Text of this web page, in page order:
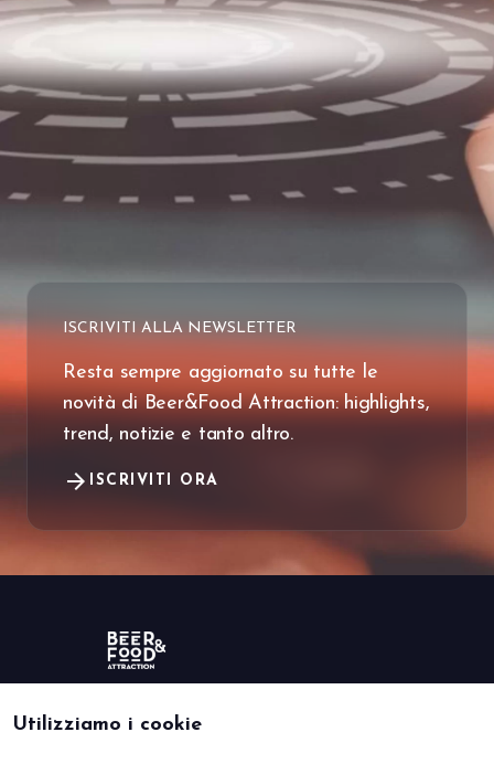
ISCRIVITI ALLA NEWSLETTER
Resta sempre aggiornato su tutte le
novità di Beer&Food Attraction: highlights,
trend, notizie e tanto altro.
ISCRIVITI ORA
arrow_forward
Utilizziamo i cookie